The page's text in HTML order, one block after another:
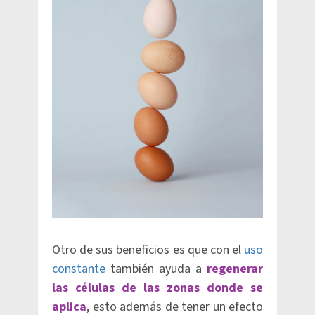
Otro de sus beneficios es que con el uso
constante también ayuda a regenerar
las células de las zonas donde se
aplica, esto además de tener un efecto